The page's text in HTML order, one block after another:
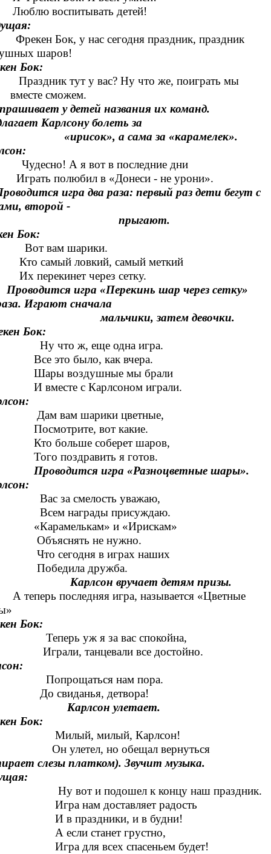
воспитывать детей!
Бок, у нас сегодня праздник, праздник
шаров!
Бок:
тут у вас? Ну что же, поиграть мы
вместе сможем.
у детей названия их команд.
Карлсону болеть за
а сама за «карамелек».
А я вот в последние дни
Играть полюбил в «Донеси - не урони».
игра два раза: первый раз дети бегут с
второй -
Бок:
вам шарики.
Кто самый ловкий, самый меткий
Их перекинет через сетку.
Проводится игра «Перекинь шар через сетку»
Играют сначала
затем девочки.
Бок:
ж, еще одна игра.
Все это было, как вчера.
Шары воздушные мы брали
И вместе с Карлсоном играли.
вам шарики цветные,
вот какие.
больше соберет шаров,
поздравить я готов.
игра «Разноцветные шары».
за смелость уважаю,
награды присуждаю.
и «Ирискам»
не нужно.
сегодня в играх наших
дружба.
вручает детям призы.
последняя игра, называется «Цветные
Бок:
уж я за вас спокойна,
танцевали все достойно.
нам пора.
детвора!
улетает.
Бок:
милый, Карлсон!
но обещал вернуться
слезы платком). Звучит музыка.
и подошел к концу наш праздник.
нам доставляет радость
праздники, и в будни!
станет грустно,
для всех спасеньем будет!